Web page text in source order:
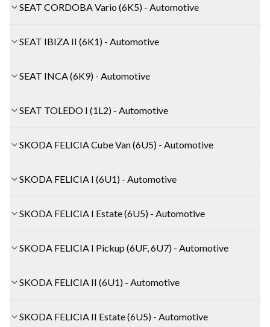
SEAT CORDOBA Vario (6K5) - Automotive
SEAT IBIZA II (6K1) - Automotive
SEAT INCA (6K9) - Automotive
SEAT TOLEDO I (1L2) - Automotive
SKODA FELICIA Cube Van (6U5) - Automotive
SKODA FELICIA I (6U1) - Automotive
SKODA FELICIA I Estate (6U5) - Automotive
SKODA FELICIA I Pickup (6UF, 6U7) - Automotive
SKODA FELICIA II (6U1) - Automotive
SKODA FELICIA II Estate (6U5) - Automotive